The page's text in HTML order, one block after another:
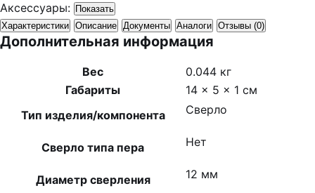
Аксессуары: Показать
Характеристики Описание Документы Аналоги Отзывы (0)
Дополнительная информация
Вес
0.044 кг
Габариты
14 × 5 × 1 см
Тип изделия/компонента
Сверло
Сверло типа пера Нет
Диаметр сверления 12 мм